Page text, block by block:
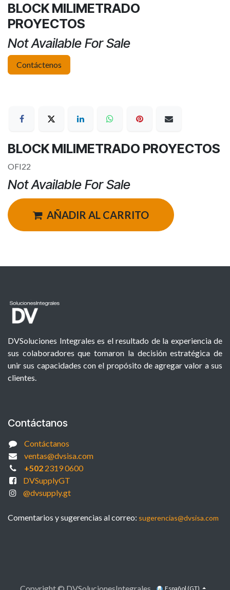
BLOCK MILIMETRADO
PROYECTOS
Not Available For Sale
Contáctenos
BLOCK MILIMETRADO PROYECTOS
OFI22
Not Available For Sale
AÑADIR AL CARRITO
DVSoluciones Integrales es el resultado de la experiencia de
sus colaboradores que tomaron la decisión estratégica de
unir sus capacidades con el propósito de agregar valor a sus
clientes.
Contáctanos
Contáctanos
ventas@dvsisa.com
+5022319 0600
DVSupplyGT
@dvsupply.gt
Comentarios y sugerencias al correo: sugerencias@dvsisa.com
Español (GT)